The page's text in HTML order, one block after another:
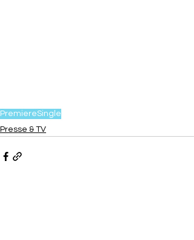
PremiereSingle
Presse & TV